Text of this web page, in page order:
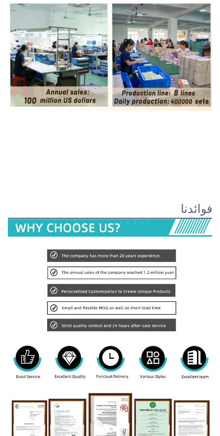
فوائدنا